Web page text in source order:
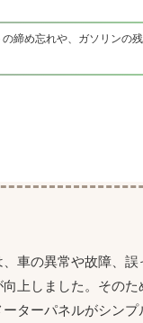
締め忘れや、ガソリンの
車の異常や故障、
上しました。その
ターパネルがシン